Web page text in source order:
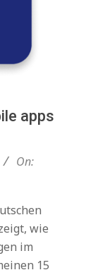
apps
On:
wie
im
15